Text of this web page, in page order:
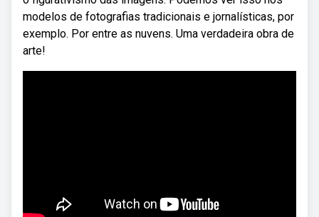
modelos de fotografias tradicionais e jornalísticas, por
exemplo. Por entre as nuvens. Uma verdadeira obra de
arte!